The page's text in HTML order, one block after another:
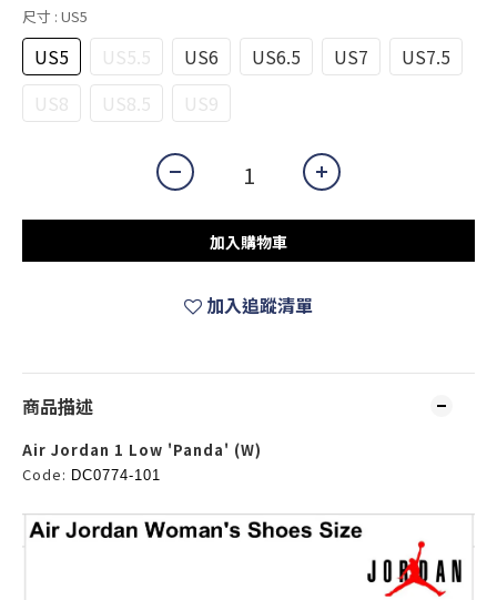
尺寸 : US5
US5 US5.5 US6 US6.5 US7
US7.5
US8
US8.5 US9
加入購物車
加入追蹤清單
商品描述
Air Jordan 1 Low 'Panda' (W)
Code: DC0774-101